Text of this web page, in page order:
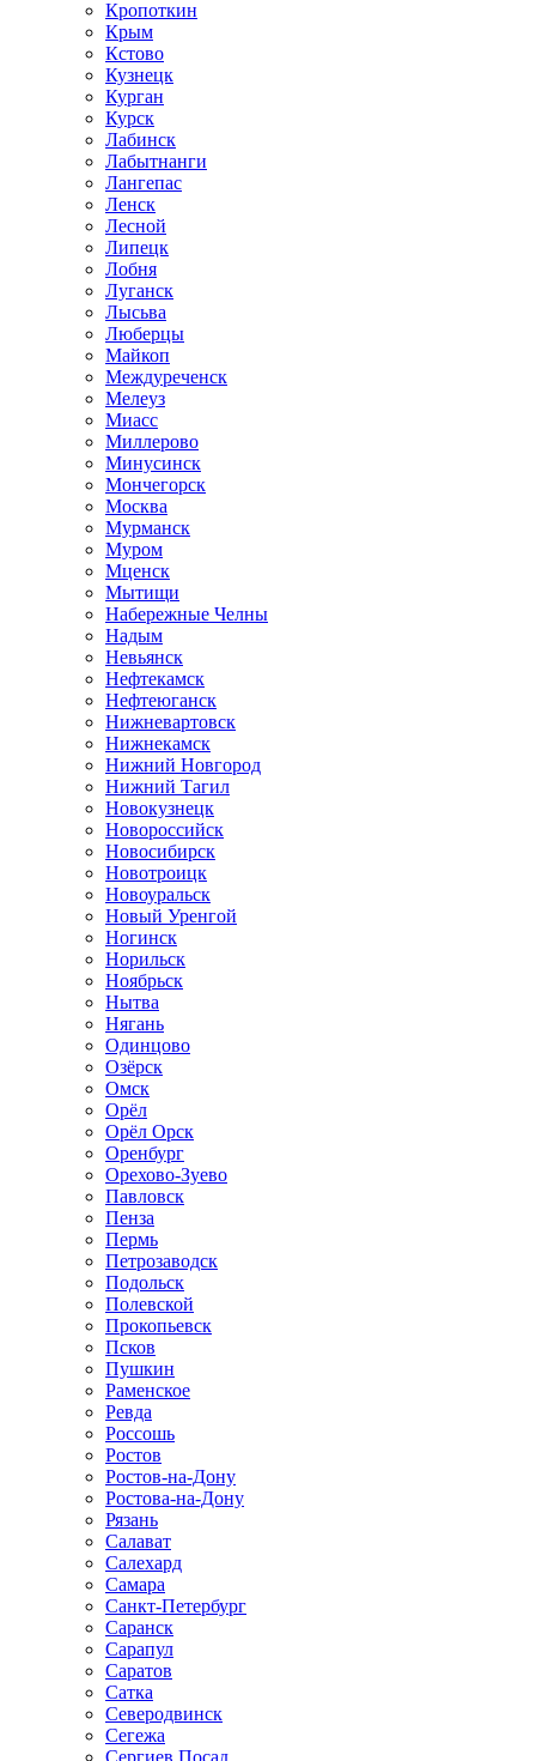
Кропоткин
Крым
Кстово
Кузнецк
Курган
Курск
Лабинск
Лабытнанги
Лангепас
Ленск
Лесной
Липецк
Лобня
Луганск
Лысьва
Люберцы
Майкоп
Междуреченск
Мелеуз
Миасс
Миллерово
Минусинск
Мончегорск
Москва
Мурманск
Муром
Мценск
Мытищи
Набережные Челны
Надым
Невьянск
Нефтекамск
Нефтеюганск
Нижневартовск
Нижнекамск
Нижний Новгород
Нижний Тагил
Новокузнецк
Новороссийск
Новосибирск
Новотроицк
Новоуральск
Новый Уренгой
Ногинск
Норильск
Ноябрьск
Нытва
Нягань
Одинцово
Озёрск
Омск
Орёл
Орёл Орск
Оренбург
Орехово-Зуево
Павловск
Пенза
Пермь
Петрозаводск
Подольск
Полевской
Прокопьевск
Псков
Пушкин
Раменское
Ревда
Россошь
Ростов
Ростов-на-Дону
Ростова-на-Дону
Рязань
Салават
Салехард
Самара
Санкт-Петербург
Саранск
Сарапул
Саратов
Сатка
Северодвинск
Сегежа
Сергиев Посад